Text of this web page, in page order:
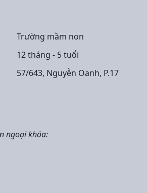
Trường mầm non
12 tháng - 5 tuổi
57/643, Nguyễn Oanh, P.17
ngoại khóa: